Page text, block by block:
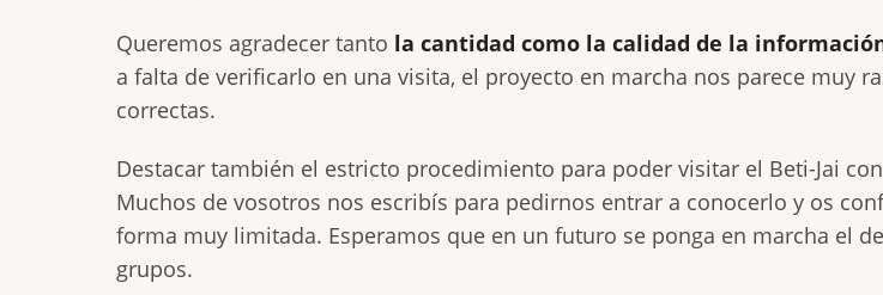
Queremos agradecer tanto la cantidad como la calidad de la
a falta de verificarlo en una visita, el proyecto en marcha nos parece muy
correctas.
Destacar también el estricto procedimiento para poder visitar el Beti-Jai
Muchos de vosotros nos escribís para pedirnos entrar a conocerlo y os
forma muy limitada. Esperamos que en un futuro se ponga en marcha el
grupos.